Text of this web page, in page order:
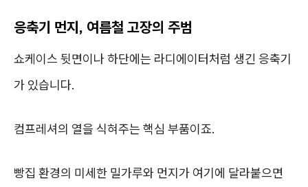
응축기 먼지, 여름철 고장의 주범
쇼케이스 뒷면이나 하단에는 라디에이터처럼 생긴 응축기
가 있습니다.
컴프레셔의 열을 식혀주는 핵심 부품이죠.
빵집 환경의 미세한 밀가루와 먼지가 여기에 달라붙으면